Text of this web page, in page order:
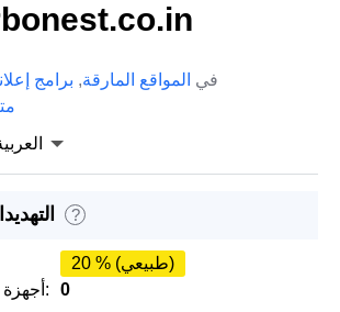
في المواقع المارقة, برامج
?
20 % (طبيعي)
أجهزة الكمبيوتر المصابة:
0